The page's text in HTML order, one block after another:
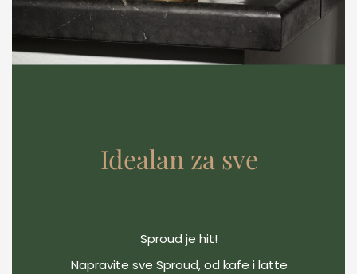
Idealan za sve
Sproud je hit!
Napravite sve Sproud, od kafe i latte